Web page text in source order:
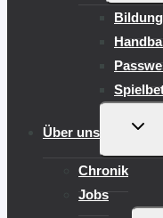
Über uns
Chronik
Jobs